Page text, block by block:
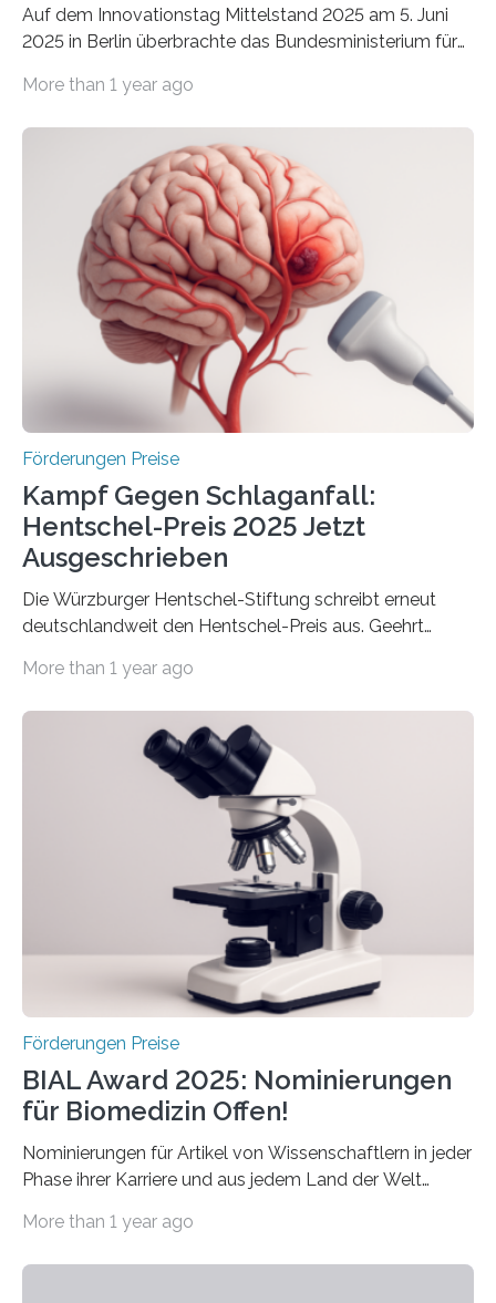
Auf dem Innovationstag Mittelstand 2025 am 5. Juni
2025 in Berlin überbrachte das Bundesministerium für
Überplanmäßige Verpflichtungsermächtigungen in
Woche vom Haushaltsausschuss freigegeben – unter
anderem zur Unterstützung der
Industrieforschungsprogramme Industrielle
Gemeinschaftsforschung (IGF), Zentrales
Innovationsprogramm Mittelstand (ZIM) und
Innovationskompetenz INNO-KOM. Auf dem
Innovationstag Mittelstand 2025 am 5. Juni 2025 in
Berlin überbrachte das Bundesministerium für
Wirtschaft und Energie eine gute Nachricht:
Überplanmäßige Verpflichtungsermächtigungen in
More than 1 year ago
Förderungen Preise
Kampf Gegen Schlaganfall:
Hentschel-Preis 2025 Jetzt
Ausgeschrieben
Die Würzburger Hentschel-Stiftung schreibt erneut
deutschlandweit den Hentschel-Preis aus. Geehrt
hochrangige wissenschaftliche Publikation zum Thema
Schlaganfall“ mit Sitz in Würzburg fördert die
Schlaganfallforschung, um die Behandlung der
Betroffenen zu verbessern. Dazu schreibt sie auch in
diesem Jahr wieder deutschlandweit den Hentschel-
Preis aus. Er richtet sich gezielt an jüngere
Forscherinnen und Forscher unter 40 Jahren. Geehrt
werden soll eine herausragende Doktorarbeit oder eine
hochrangige wissenschaftliche Publikation zum Thema
More than 1 year ago
Förderungen Preise
BIAL Award 2025: Nominierungen
für Biomedizin Offen!
Nominierungen für Artikel von Wissenschaftlern in jeder
Phase ihrer Karriere und aus jedem Land der Welt
Leben gerufen, um die bemerkenswertesten
More than 1 year ago